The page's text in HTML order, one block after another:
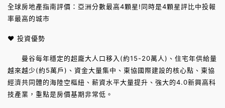
全球房地產指南評價：亞洲分數最高4顆星!同時是4顆星評比中投報
率最高的城市
♥ 投資優勢
曼谷每年穩定的超龐大人口移入(約15-20萬人)、住宅年供給量
越來越少(約5萬戶)、資金大量集中、東協國際建設的核心點、東協
經濟共同體的海陸空樞紐、薪資水平大量提升、強大的4.0新興高科
技產業，重點是房價基期非常低。